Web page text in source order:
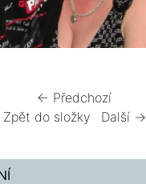
← Předchozí
Zpět do složky
Další →